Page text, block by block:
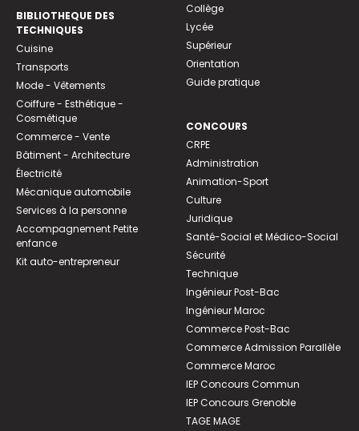
BIBLIOTHEQUE DES
TECHNIQUES
Cuisine
Transports
Mode - Vêtements
Coiffure - Esthétique -
Cosmétique
Commerce - Vente
Bâtiment - Architecture
Électricité
Mécanique automobile
Services à la personne
Accompagnement Petite
enfance
Kit auto-entrepreneur
Collège
Lycée
Supérieur
Orientation
Guide pratique
CONCOURS
CRPE
Administration
Animation-Sport
Culture
Juridique
Santé-Social et Médico-Social
Sécurité
Technique
Ingénieur Post-Bac
Ingénieur Maroc
Commerce Post-Bac
Commerce Admission Parallèle
Commerce Maroc
IEP Concours Commun
IEP Concours Grenoble
TAGE MAGE